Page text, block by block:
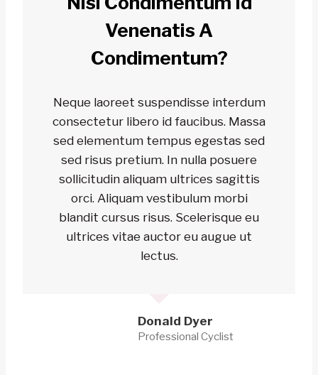
Venenatis A
Condimentum?
Neque laoreet suspendisse interdum
consectetur libero id faucibus. Massa
sed elementum tempus egestas sed
sed risus pretium. In nulla posuere
sollicitudin aliquam ultrices sagittis
orci. Aliquam vestibulum morbi
blandit cursus risus. Scelerisque eu
ultrices vitae auctor eu augue ut
lectus.
Donald Dyer
Professional Cyclist